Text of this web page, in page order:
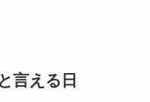
言える日